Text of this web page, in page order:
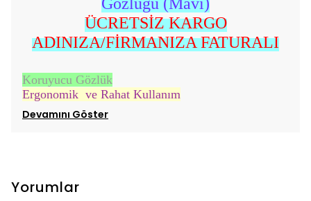
ÜCRETSİZ KARGO
ADINIZA/FİRMANIZA FATURALI
Koruyucu Gözlük
Ergonomik ve Rahat Kullanım
Devamını Göster
Yorumlar